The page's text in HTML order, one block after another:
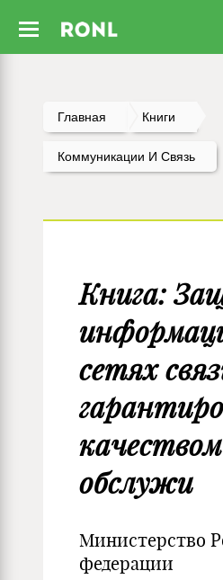
Главная Книги
Коммуникации И Связь
Книга:
сетях
качеством
обслужи
Министерство
федерации